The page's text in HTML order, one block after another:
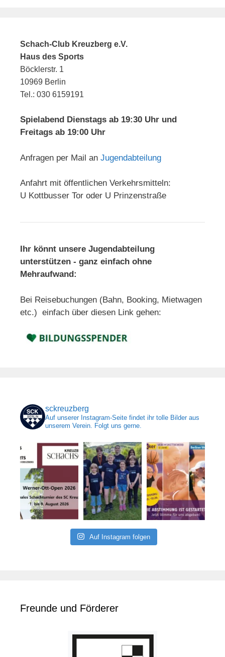
Schach-Club Kreuzberg e.V.
Haus des Sports
Böcklerstr. 1
10969 Berlin
Tel.: 030 6159191
Spielabend Dienstags ab 19:30 Uhr und
Freitags ab 19:00 Uhr
Anfragen per Mail an Jugendabteilung
Anfahrt mit öffentlichen Verkehrsmitteln:
U Kottbusser Tor oder U Prinzenstraße
Ihr könnt unsere Jugendabteilung
unterstützen - ganz einfach ohne
Mehraufwand:
Bei Reisebuchungen (Bahn, Booking, Mietwagen
etc.) einfach über diesen Link gehen:
sckreuzberg
Auf unserer Instagram-Seite findet ihr tolle Bilder aus
unserem Verein. Folgt uns gerne.
Auf Instagram folgen
Freunde und Förderer